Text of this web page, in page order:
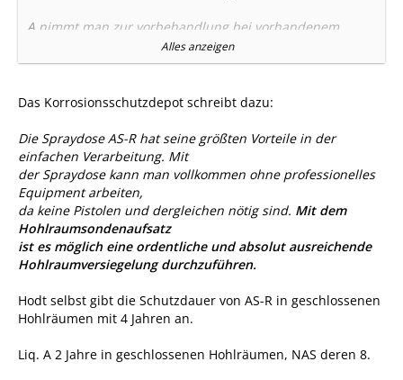
A nimmt man zur vorbehandlung bei vorhandenem
starken Rost, weil das dort schön einzieht.
nimmt man dann ab NAS ausfwärts.
Das auch nur das es per Dose einfach verarbeitet werden
kann. Besser ist eine Druckbecher Pistole.
Alles anzeigen
Das Korrosionsschutzdepot schreibt dazu:
Die Spraydose AS-R hat seine größten Vorteile in der
einfachen Verarbeitung. Mit
der Spraydose kann man vollkommen ohne professionelles
Equipment arbeiten,
da keine Pistolen und dergleichen nötig sind. Mit dem
Hohlraumsondenaufsatz
ist es möglich eine ordentliche und absolut ausreichende
Hohlraumversiegelung durchzuführen.
Hodt selbst gibt die Schutzdauer von AS-R in geschlossenen
Hohlräumen mit 4 Jahren an.
Liq. A 2 Jahre in geschlossenen Hohlräumen, NAS deren 8.